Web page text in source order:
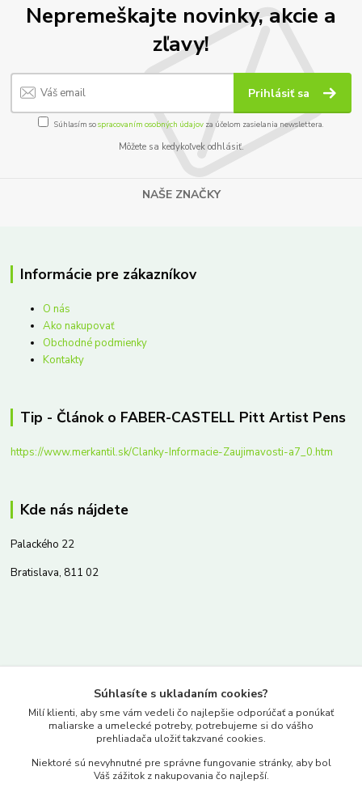
Nepremeškajte novinky, akcie a
zľavy!
Prihlásiť sa
Súhlasím sospracovaním osobných údajov za účelom zasielania newslettera.
Môžete sa kedykoľvek odhlásiť.
NAŠE ZNAČKY
Informácie pre zákazníkov
O nás
Ako nakupovať
Obchodné podmienky
Kontakty
Tip - Článok o FABER-CASTELL Pitt Artist Pens
https://www.merkantil.sk/Clanky-Informacie-Zaujimavosti-a7_0.htm
Kde nás nájdete
Palackého 22
Bratislava, 811 02
www.merkantil.sk
Pondelok-Piatok: 9.00-17.00hod.
Súhlasíte s ukladaním cookies?
Milí klienti, aby sme vám vedeli čo najlepšie odporúčať a ponúkať
maliarske a umelecké potreby, potrebujeme si do vášho
prehliadača uložiť takzvané cookies.
Niektoré sú nevyhnutné pre správne fungovanie stránky, aby bol
Váš zážitok z nakupovania čo najlepší.